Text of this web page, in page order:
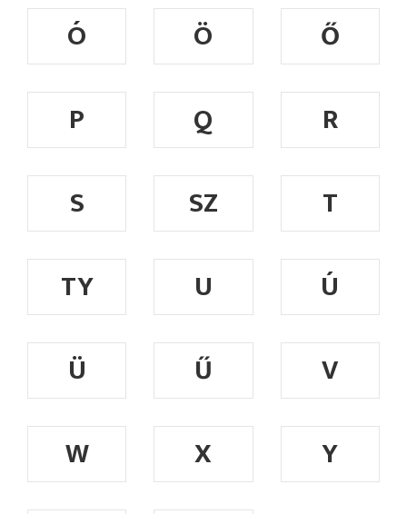
Ó Ö
Ő
P
Q
R
S
SZ
T
TY
U
Ú
Ü
Ű
V
W
X
Y